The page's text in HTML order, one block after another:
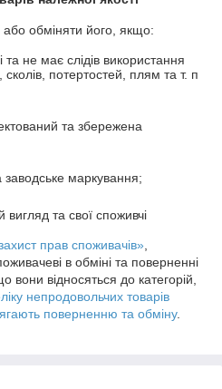
обміняти його, якщо:
не має слідів використання
потертостей, плям та т. п
та збережена
заводське маркування;
вигляд та свої споживчі
прав споживачів»
в обміні та поверненні
вони відносяться до категорій,
непродовольчих товарів
поверненню та обміну.